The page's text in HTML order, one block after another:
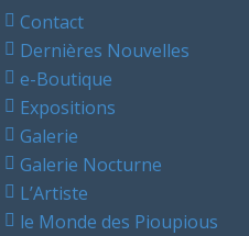
Contact
Dernières Nouvelles
e-Boutique
Expositions
Galerie
Galerie Nocturne
L’Artiste
le Monde des Pioupious